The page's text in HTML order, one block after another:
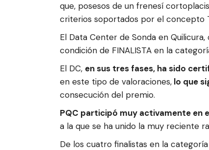
que, posesos de un frenesí
criterios soportados por el concepto
El Data Center de Sonda en
condición de FINALISTA en la
El DC, en sus tres fases, ha sido
en este tipo de valoraciones, lo que
consecución del premio.
PQC participó muy activamente en
a la que se ha unido la muy reciente
De los cuatro finalistas en la